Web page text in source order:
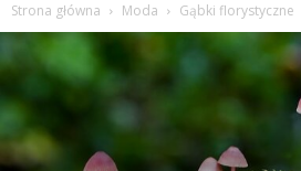
Strona główna Moda Gąbki florystyczne